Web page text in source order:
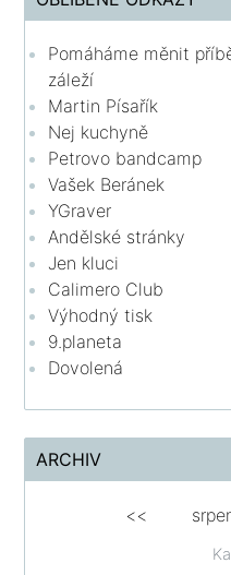
Pomáháme měnit
záleží
Martin Písařík
Nej kuchyně
Petrovo bandcamp
Vašek Beránek
YGraver
Andělské stránky
Jen kluci
Calimero Club
Výhodný tisk
9.planeta
Dovolená
ARCHIV
<<